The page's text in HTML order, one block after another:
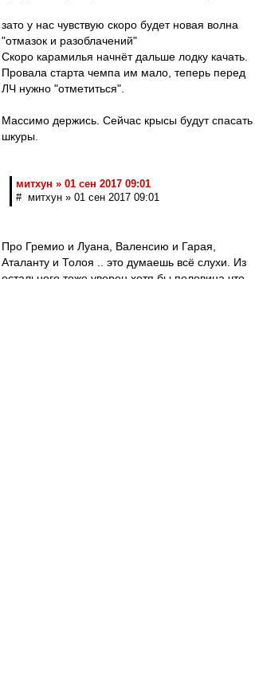
зато у нас чувствую скоро будет новая волна
"отмазок и разоблачений"
Скоро карамилья начнёт дальше лодку качать.
Провала старта чемпа им мало, теперь перед
ЛЧ нужно "отметиться".
Массимо держись. Сейчас крысы будут спасать
шкуры.
митхун » 01 сен 2017 09:01
# митхун » 01 сен 2017 09:01
Про Гремио и Луана, Валенсию и Гарая,
Аталанту и Толоя .. это думаешь всё слухи. Из
остального тоже уверен хотя бы половина что-